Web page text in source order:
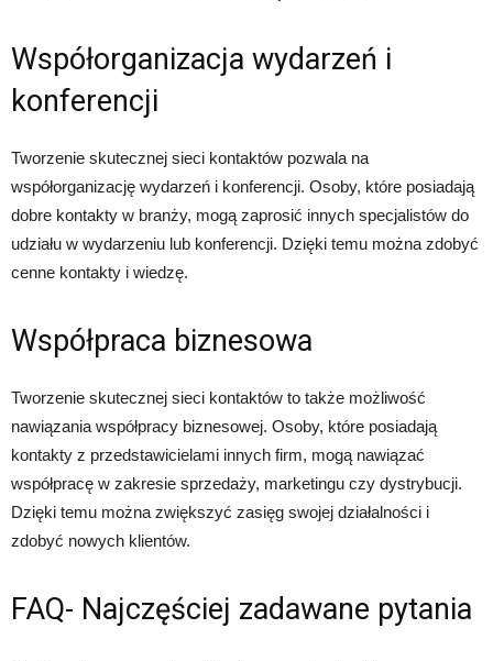
Współorganizacja wydarzeń i
konferencji
Tworzenie skutecznej sieci kontaktów pozwala na
współorganizację wydarzeń i konferencji. Osoby, które posiadają
dobre kontakty w branży, mogą zaprosić innych specjalistów do
udziału w wydarzeniu lub konferencji. Dzięki temu można zdobyć
cenne kontakty i wiedzę.
Współpraca biznesowa
Tworzenie skutecznej sieci kontaktów to także możliwość
nawiązania współpracy biznesowej. Osoby, które posiadają
kontakty z przedstawicielami innych firm, mogą nawiązać
współpracę w zakresie sprzedaży, marketingu czy dystrybucji.
Dzięki temu można zwiększyć zasięg swojej działalności i
zdobyć nowych klientów.
FAQ- Najczęściej zadawane pytania